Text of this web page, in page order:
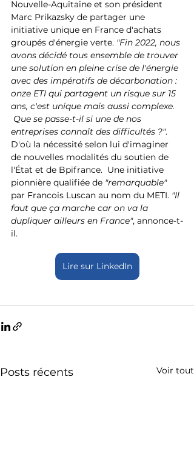
Nouvelle-Aquitaine et son président
Marc Prikazsky de partager une
initiative unique en France d'achats
groupés d'énergie verte. "Fin 2022, nous
avons décidé tous ensemble de trouver
une solution en pleine crise de l'énergie
avec des impératifs de décarbonation :
onze ETI qui partagent un risque sur 15
ans, c'est unique mais aussi complexe.
Que se passe-t-il si une de nos
entreprises connaît des difficultés ?".
D'où la nécessité selon lui d'imaginer
de nouvelles modalités du soutien de
l'État et de Bpifrance.  Une initiative
pionnière qualifiée de "remarquable"
par Francois Luscan au nom du METI. "Il
faut que ça marche car on va la
dupliquer ailleurs en France", annonce-t-
il.
Lire sur LinkedIn
Posts récents Voir tout